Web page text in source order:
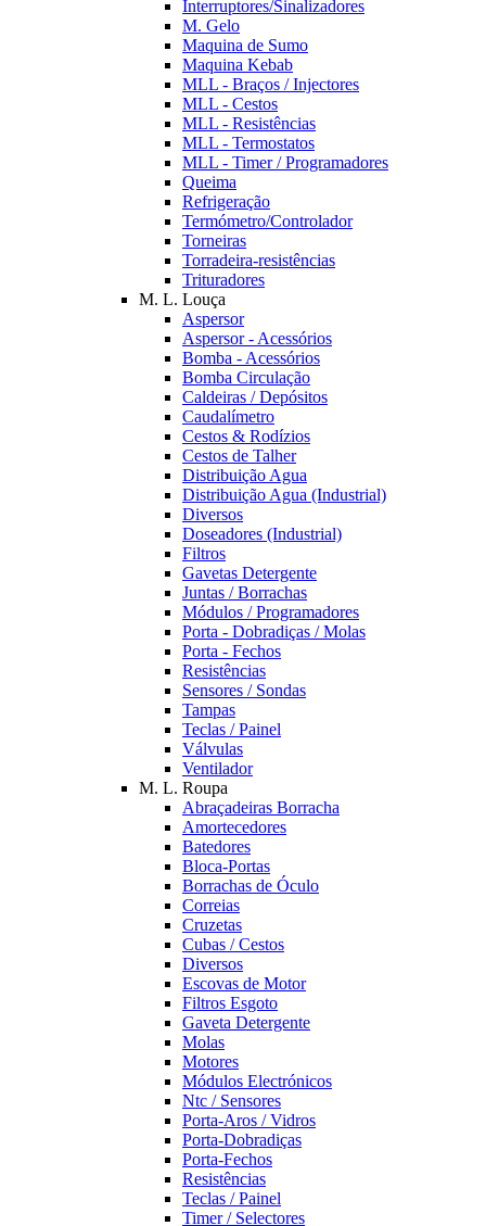
Interruptores/Sinalizadores
M. Gelo
Maquina de Sumo
Maquina Kebab
MLL - Braços / Injectores
MLL - Cestos
MLL - Resistências
MLL - Termostatos
MLL - Timer / Programadores
Queima
Refrigeração
Termómetro/Controlador
Torneiras
Torradeira-resistências
Trituradores
M. L. Louça
Aspersor
Aspersor - Acessórios
Bomba - Acessórios
Bomba Circulação
Caldeiras / Depósitos
Caudalímetro
Cestos & Rodízios
Cestos de Talher
Distribuição Agua
Distribuição Agua (Industrial)
Diversos
Doseadores (Industrial)
Filtros
Gavetas Detergente
Juntas / Borrachas
Módulos / Programadores
Porta - Dobradiças / Molas
Porta - Fechos
Resistências
Sensores / Sondas
Tampas
Teclas / Painel
Válvulas
Ventilador
M. L. Roupa
Abraçadeiras Borracha
Amortecedores
Batedores
Bloca-Portas
Borrachas de Óculo
Correias
Cruzetas
Cubas / Cestos
Diversos
Escovas de Motor
Filtros Esgoto
Gaveta Detergente
Molas
Motores
Módulos Electrónicos
Ntc / Sensores
Porta-Aros / Vidros
Porta-Dobradiças
Porta-Fechos
Resistências
Teclas / Painel
Timer / Selectores